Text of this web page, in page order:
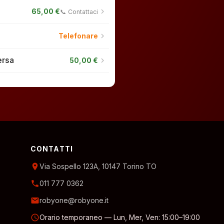
65,00 €📞 Contattaci chevron_right
Telefonare chevron_right
50,00 € chevron_right
CONTATTI
location_onVia Sospello 123A, 10147 Torino TO
phone011 777 0362
emailrobyone@robyone.it
scheduleOrario temporaneo — Lun, Mer, Ven: 15:00–19:00